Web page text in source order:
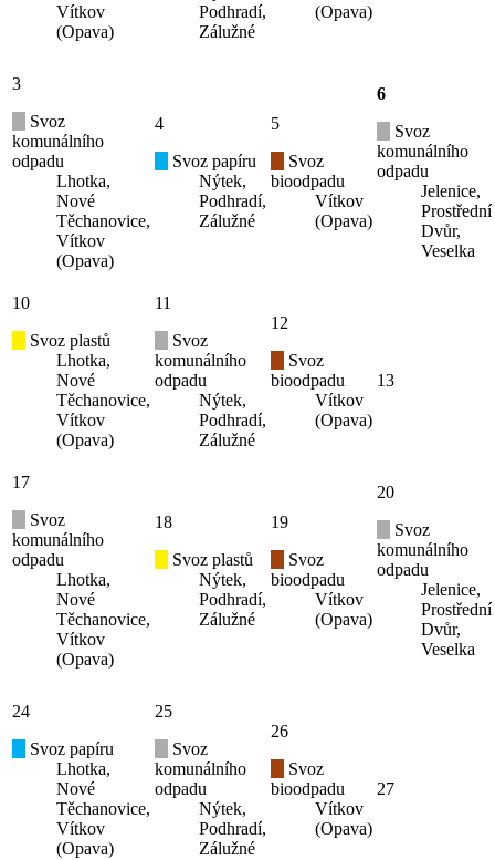
Vítkov
(Opava)
Podhradí,
Zálužné
(Opava)
3
Svoz
komunálního
odpadu
Lhotka,
Nové
Těchanovice,
Vítkov
(Opava)
4
Svoz papíru
Nýtek,
Podhradí,
Zálužné
5
Svoz
bioodpadu
Vítkov
(Opava)
6
Svoz
komunálního
odpadu
Jelenice,
Prostřední
Dvůr,
Veselka
10
Svoz plastů
Lhotka,
Nové
Těchanovice,
Vítkov
(Opava)
11
Svoz
komunálního
odpadu
Nýtek,
Podhradí,
Zálužné
12
Svoz
bioodpadu
Vítkov
(Opava)
13
17
Svoz
komunálního
odpadu
Lhotka,
Nové
Těchanovice,
Vítkov
(Opava)
18
Svoz plastů
Nýtek,
Podhradí,
Zálužné
19
Svoz
bioodpadu
Vítkov
(Opava)
20
Svoz
komunálního
odpadu
Jelenice,
Prostřední
Dvůr,
Veselka
24
Svoz papíru
Lhotka,
Nové
Těchanovice,
Vítkov
(Opava)
25
Svoz
komunálního
odpadu
Nýtek,
Podhradí,
Zálužné
26
Svoz
bioodpadu
Vítkov
(Opava)
27